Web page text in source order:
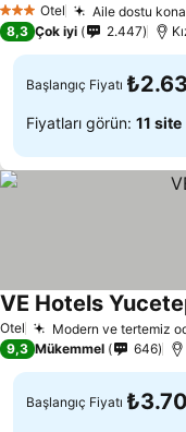
3 YıldızOtel
Aile dostu
8,3 Çok iyi 2.447
Başlangıç Fiyatı
Fiyatları görün: 11 site
Otel Modern ve tertemiz
VE Hotels
9,3 Mükemmel 646
Başlangıç Fiyatı